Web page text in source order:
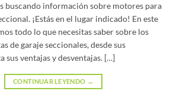
buscando información sobre motores para
¡Estás en el lugar indicado! En este
todo lo que necesitas saber sobre los
de garaje seccionales, desde sus
sus ventajas y desventajas. […]
CONTINUAR LEYENDO →